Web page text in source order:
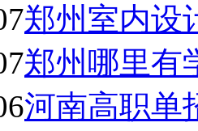
郑州室内设
郑州哪里有
河南高职单